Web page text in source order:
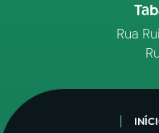
Rua